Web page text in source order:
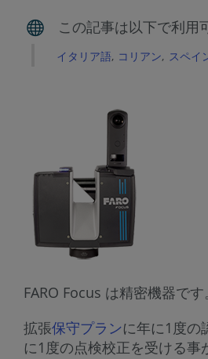
イタリア語 コリアン スペイ
FARO Focus は精密機器で
拡張保守プランに年に1度の
に1度の点検校正を受ける事